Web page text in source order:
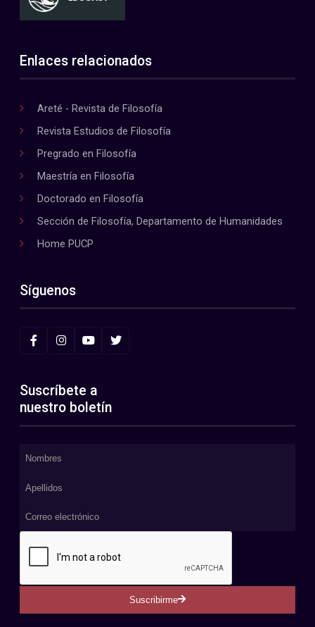
Enlaces relacionados
Areté - Revista de Filosofía
Revista Estudios de Filosofía
Pregrado en Filosofía
Maestría en Filosofía
Doctorado en Filosofía
Sección de Filosofía, Departamento de Humanidades
Home PUCP
Síguenos
Suscríbete a
nuestro boletín
Suscribirme